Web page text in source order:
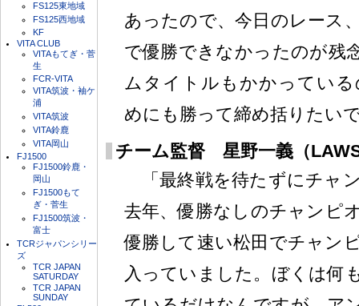
FS125東地域
FS125西地域
KF
VITA CLUB
VITAもてぎ・菅
生
FCR-VITA
VITA筑波・袖ケ
浦
VITA筑波
VITA鈴鹿
VITA岡山
FJ1500
FJ1500鈴鹿・
岡山
FJ1500もて
ぎ・菅生
FJ1500筑波・
富士
TCRジャパンシリー
ズ
TCR JAPAN
SATURDAY
TCR JAPAN
SUNDAY
あったので、今日のレース
で優勝できなかったのが残
ムタイトルもかかってい
めにも勝って締め括りたい
チーム監督 星野一義（
「最終戦を待たずにチャ
去年、優勝なしのチャンピ
優勝して速い松田でチャン
入っていました。ぼくは何